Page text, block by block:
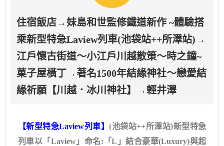
住宿飯店→妹島和世監修鐵道新作 ~體驗搭
乘新型特急Laview列車(池袋站++所澤站)→
江戶懷古街道～小江戶川越散策～時之鐘~
菓子屋橫丁→著名1500年結緣神社～戀愛結
緣祈願【川越．冰川神社】→輕井澤
【新型特急Laview列車】(池袋站++所澤站)新型特急
列車以「Laview」命名:「L」結合豪華(Luxury)與起